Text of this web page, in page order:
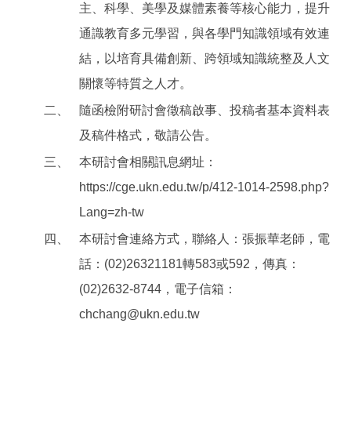
主、科學、美學及媒體素養等核心能力，提升
通識教育多元學習，與各學門知識領域有效連
結，以培育具備創新、跨領域知識統整及人文
關懷等特質之人才。
二、
隨函檢附研討會徵稿啟事、投稿者基本資料表
及稿件格式，敬請公告。
三、
本研討會相關訊息網址：
https://cge.ukn.edu.tw/p/412-1014-2598.php?
Lang=zh-tw
四、
本研討會連絡方式，聯絡人：張振華老師，電
話：(02)26321181轉583或592，傳真：
(02)2632-8744，電子信箱：
chchang@ukn.edu.tw